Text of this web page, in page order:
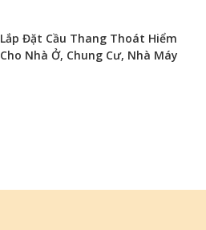
Lắp Đặt Cầu Thang Thoát Hiểm
Cho Nhà Ở, Chung Cư, Nhà Máy